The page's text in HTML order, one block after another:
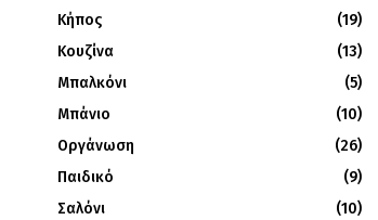
Κήπος
(19)
Κουζίνα
(13)
Μπαλκόνι
(5)
Μπάνιο
(10)
Οργάνωση
(26)
Παιδικό
(9)
Σαλόνι
(10)